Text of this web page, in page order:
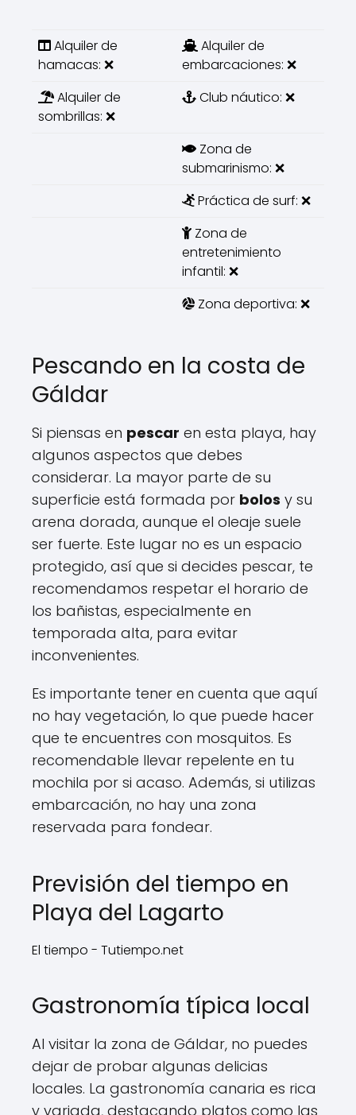
Alquiler de
hamacas: ❌
Alquiler de
embarcaciones: ❌
Alquiler de
sombrillas: ❌
Club náutico: ❌
Zona de
submarinismo: ❌
Práctica de surf: ❌
Zona de
entretenimiento
infantil: ❌
Zona deportiva: ❌
Pescando en la costa de
Gáldar
Si piensas en pescar en esta playa, hay
algunos aspectos que debes
considerar. La mayor parte de su
superficie está formada por bolos y su
arena dorada, aunque el oleaje suele
ser fuerte. Este lugar no es un espacio
protegido, así que si decides pescar, te
recomendamos respetar el horario de
los bañistas, especialmente en
temporada alta, para evitar
inconvenientes.
Es importante tener en cuenta que aquí
no hay vegetación, lo que puede hacer
que te encuentres con mosquitos. Es
recomendable llevar repelente en tu
mochila por si acaso. Además, si utilizas
embarcación, no hay una zona
reservada para fondear.
Previsión del tiempo en
Playa del Lagarto
El tiempo - Tutiempo.net
Gastronomía típica local
Al visitar la zona de Gáldar, no puedes
dejar de probar algunas delicias
locales. La gastronomía canaria es rica
y variada, destacando platos como las